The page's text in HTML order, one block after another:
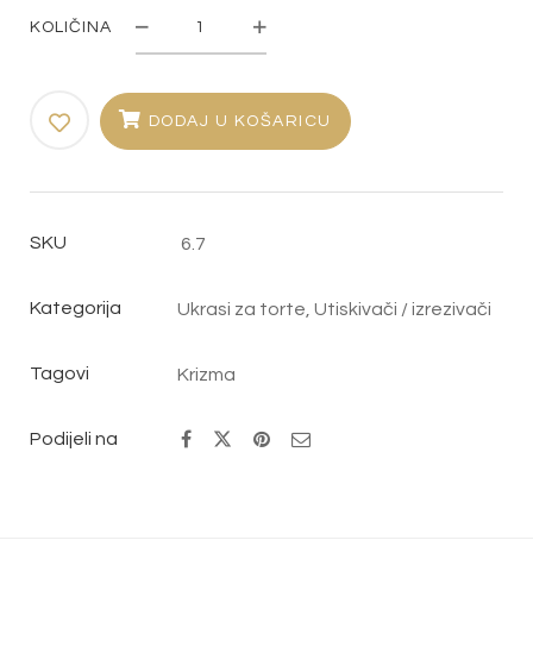
KOLIČINA
Set
utiskivača
štap"
DODAJ U KOŠARICU
SKU 6.7
Kategorija Ukrasi za torte ,Utiskivači / izrezivači
Tagovi Krizma
Podijeli na